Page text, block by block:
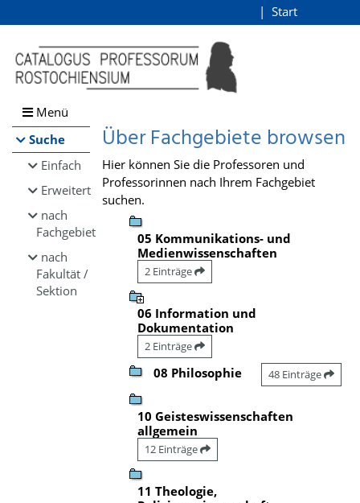
Browsen
direkt zum Inhalt
Start
Menü
Suche
Einfach
Erweitert
nach
Fachgebiet
nach
Fakultät /
Sektion
Über Fachgebiete browsen
Hier können Sie die Professoren und
Professorinnen nach Ihrem Fachgebiet
suchen.
05 Kommunikations- und
Medienwissenschaften
2 Einträge
06 Information und
Dokumentation
2 Einträge
08 Philosophie 48 Einträge
10 Geisteswissenschaften
allgemein
12 Einträge
11 Theologie,